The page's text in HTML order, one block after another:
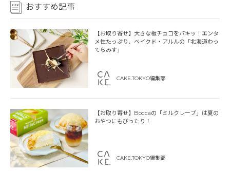
おすすめ記事
【お取り寄せ】大きな板チョコをパキッ！エンタ
メ性たっぷり、ベイクド・アルルの「北海道わっ
てらみす」
CAKE.TOKYO編集部
【お取り寄せ】Boccaの「ミルクレープ」は夏の
おやつにもぴったり！
CAKE.TOKYO編集部